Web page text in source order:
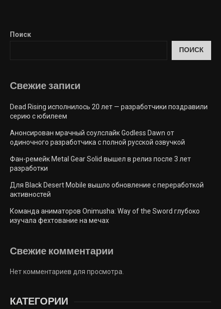
Поиск
ПОИСК
Свежие запиcи
Dead Rising исполнилось 20 лет — разработчики поздравили
серию с юбилеем
Анонсирован мрачный соулслайк Godless Dawn от
одиночного разработчика с полной русской озвучкой
Фан-ремейк Metal Gear Solid вышел в релиз после 3 лет
разработки
Для Black Desert Mobile вышло обновление с переработкой
активностей
Команда аниматоров Onimusha: Way of the Sword глубоко
изучала фехтование на мечах
Свежие комментарии
Нет комментариев для просмотра.
КАТЕГОРИИ